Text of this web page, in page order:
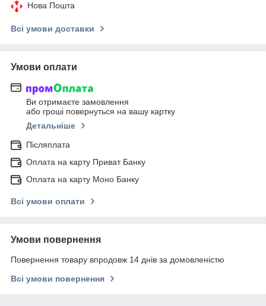
Нова Пошта
Всі умови доставки
Умови оплати
Ви отримаєте замовлення
або гроші повернуться на вашу картку
Детальніше
Післяплата
Оплата на карту Приват Банку
Оплата на карту Моно Банку
Всі умови оплати
Умови повернення
Повернення товару впродовж 14 днів за домовленістю
Всі умови повернення